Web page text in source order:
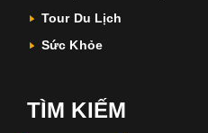
Tour Du Lịch
Sức Khỏe
TÌM KIẾM